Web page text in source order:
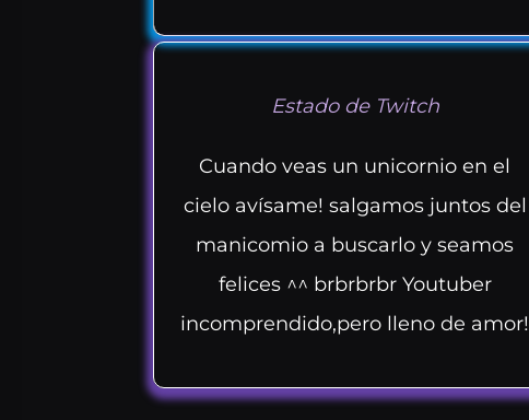
Estado de Twitch
Cuando veas un unicornio en el
cielo avísame! salgamos juntos del
manicomio a buscarlo y seamos
felices ^^ brbrbrbr Youtuber
incomprendido,pero lleno de amor!